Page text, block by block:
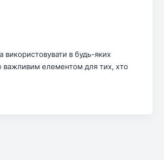
використовувати в будь-яких
важливим елементом для тих, хто